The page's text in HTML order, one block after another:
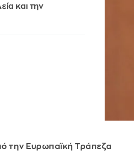
και την
την Ευρωπαϊκή Τράπεζα